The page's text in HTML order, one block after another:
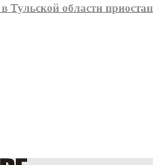
Тульской области